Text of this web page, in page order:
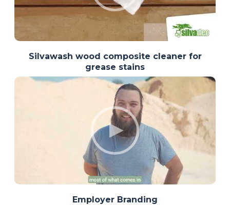
Silvawash wood composite cleaner for
grease stains
Employer Branding